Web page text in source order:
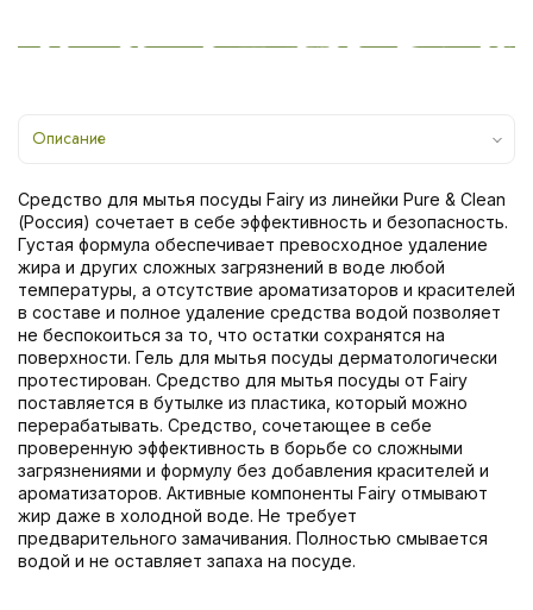
Описание
Средство для мытья посуды Fairy из линейки Pure & Clean
(Россия) сочетает в себе эффективность и безопасность.
Густая формула обеспечивает превосходное удаление
жира и других сложных загрязнений в воде любой
температуры, а отсутствие ароматизаторов и красителей
в составе и полное удаление средства водой позволяет
не беспокоиться за то, что остатки сохранятся на
поверхности. Гель для мытья посуды дерматологически
протестирован. Средство для мытья посуды от Fairy
поставляется в бутылке из пластика, который можно
перерабатывать. Средство, сочетающее в себе
проверенную эффективность в борьбе со сложными
загрязнениями и формулу без добавления красителей и
ароматизаторов. Активные компоненты Fairy отмывают
жир даже в холодной воде. Не требует
предварительного замачивания. Полностью смывается
водой и не оставляет запаха на посуде.